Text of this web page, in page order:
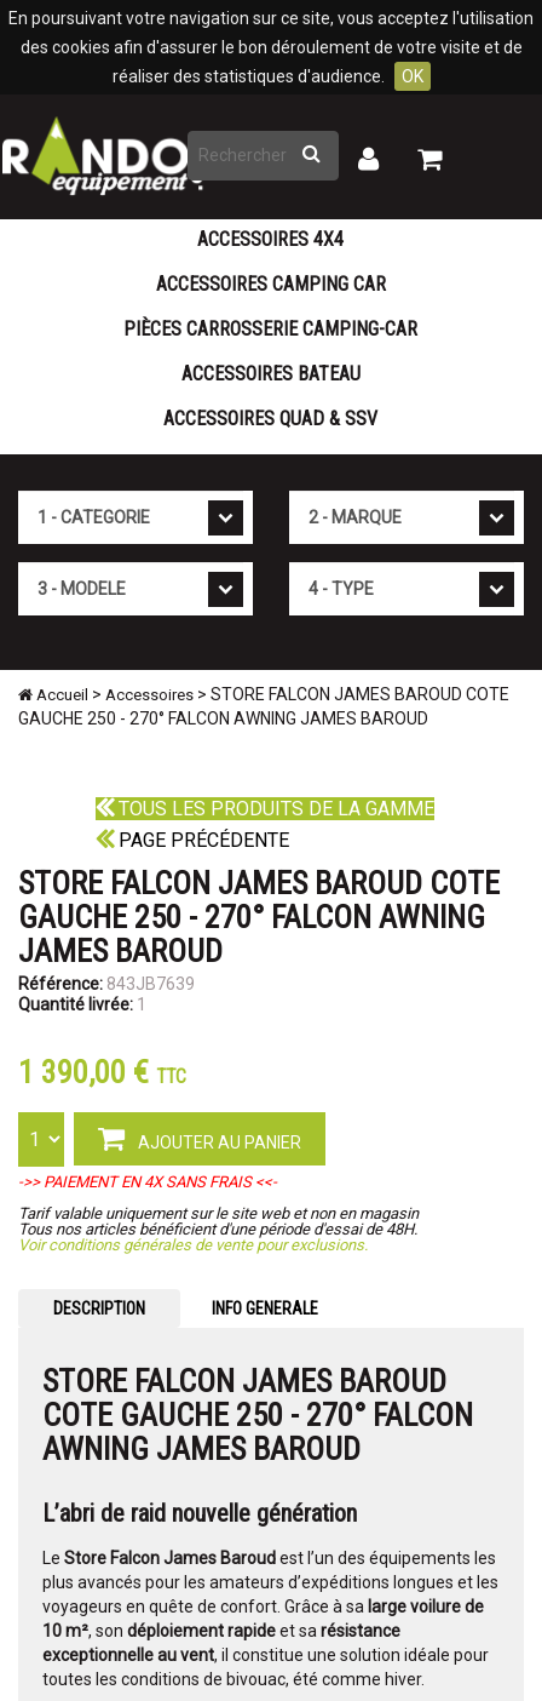
En poursuivant votre navigation sur ce site, vous acceptez l'utilisation
des cookies afin d'assurer le bon déroulement de votre visite et de
réaliser des statistiques d'audience.
OK
Rechercher
Mon
Mon
ACCESSOIRES 4X4
ACCESSOIRES CAMPING CAR
PIÈCES CARROSSERIE CAMPING-CAR
ACCESSOIRES BATEAU
ACCESSOIRES QUAD & SSV
Accueil > Accessoires > STORE FALCON JAMES BAROUD COTE
GAUCHE 250 - 270° FALCON AWNING JAMES BAROUD
TOUS LES PRODUITS DE LA GAMME
PAGE PRÉCÉDENTE
STORE FALCON JAMES BAROUD COTE
GAUCHE 250 - 270° FALCON AWNING
JAMES BAROUD
Référence: 843JB7639
Quantité livrée: 1
1 390,00 € TTC
AJOUTER AU PANIER
->> PAIEMENT EN 4X SANS FRAIS <<-
Tarif valable uniquement sur le site web et non en magasin
Tous nos articles bénéficient d'une période d'essai de 48H.
Voir conditions générales de vente pour exclusions.
DESCRIPTION INFO GENERALE
STORE FALCON JAMES BAROUD
COTE GAUCHE 250 - 270° FALCON
AWNING JAMES BAROUD
L’abri de raid nouvelle génération
Le Store Falcon James Baroudest l’un des équipements les
plus avancés pour les amateurs d’expéditions longues et les
voyageurs en quête de confort. Grâce à sa large voilure de
10 m², son déploiement rapideet sa résistance
exceptionnelle au vent, il constitue une solution idéale pour
toutes les conditions de bivouac, été comme hiver.
Panneau de gestion des cookies